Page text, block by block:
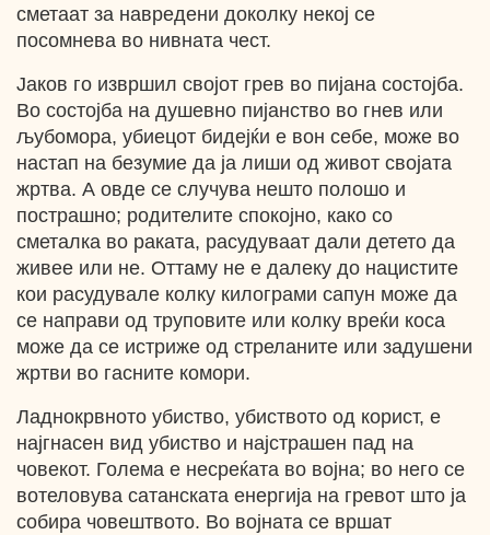
сметаат за навредени доколку некој се
посомнева во нивната чест.
Jаков го извршил својот грев во пијана состојба.
Во состојба на душевно пијанство во гнев или
љубомора, убиецот бидејќи е вон себе, може во
настап на безумие да ја лиши од живот својата
жртва. А овде се случува нешто полошо и
пострашно; родителите спокојно, како со
сметалка во раката, расудуваат дали детето да
живее или не. Оттаму не е далеку до нацистите
кои расудувале колку килограми сапун може да
се направи од труповите или колку вреќи коса
може да се истриже од стреланите или задушени
жртви во гасните комори.
Ладнокрвното убиство, убиството од корист, е
најгнасен вид убиство и најстрашен пад на
човекот. Голема е несреќата во војна; во него се
вотеловува сатанската енергија на гревот што ја
собира човештвото. Во војната се вршат